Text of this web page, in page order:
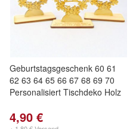
Geburtstagsgeschenk 60 61
62 63 64 65 66 67 68 69 70
Personalisiert Tischdeko Holz
4,90 €